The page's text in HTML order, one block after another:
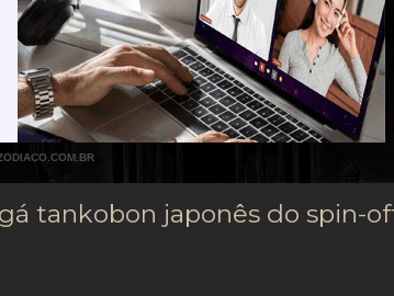
tankobon japonês do spin-